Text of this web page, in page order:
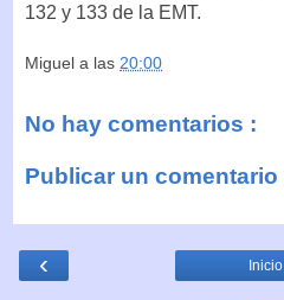
132 y 133 de la EMT.
Miguel a las 20:00
No hay comentarios :
Publicar un comentario
‹ Inicio